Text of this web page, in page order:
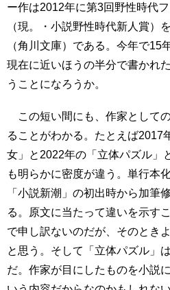
ー作は2012年に第3回野性時代
（現。・小説野性時代新人賞）
（角川文庫）である。今年で15
現在に近いほうの半分で書かれ
うことになろうか。
この短い間にも、作家として
ることがわかる。たとえば2017
女」と2022年の「立体パズル」
も明らかに密度が違う。単行本
「小説新潮」の初出時から加筆
る。原文に当たって違いを示す
で申し訳ないのだが、そのとき
と思う。そして「立体パズル」
だ。作家が目にしたものを小説